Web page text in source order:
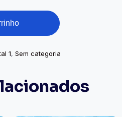
1, Sem categoria